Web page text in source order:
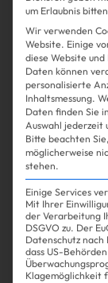
Win
Shopping
Irina
Anzug
Mehr lesen
um Erlaubnis
Wir verwenden
Website. Einige
diese Website
Daten können
personalisierte
Inhaltsmessung.
Daten finden Sie
Auswahl jederzeit
Bitte beachten
möglicherweise
stehen.
Einige Services
Mit Ihrer
der Verarbeitung
DSGVO zu. Der
Datenschutz nach
dass US-
Klagemöglichkeit